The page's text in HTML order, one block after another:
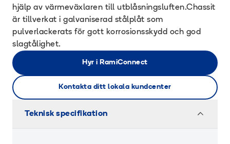
hjälp av värmeväxlaren till utblåsningsluften.Chassit
är tillverkat i galvaniserad stålplåt som
pulverlackerats för gott korrosionsskydd och god
slagtålighet.
Hyr i RamiConnect
Kontakta ditt lokala kundcenter
Teknisk specifikation